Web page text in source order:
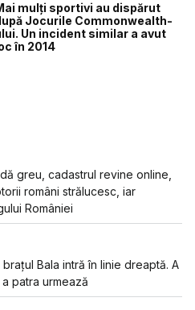
mulți sportivi au dispărut
Jocurile Commonwealth-
Un incident similar a avut
în 2014
greu, cadastrul revine online,
români strălucesc, iar
României
Bala intră în linie dreaptă. A
patra urmează